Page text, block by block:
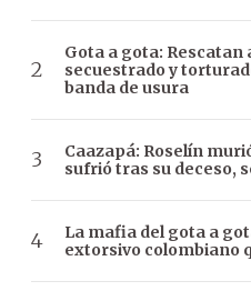
Gota a gota: Rescatan
secuestrado y
banda de usura
Caazapá: Roselín
sufrió tras su deceso,
La mafia del gota a
extorsivo colombiano